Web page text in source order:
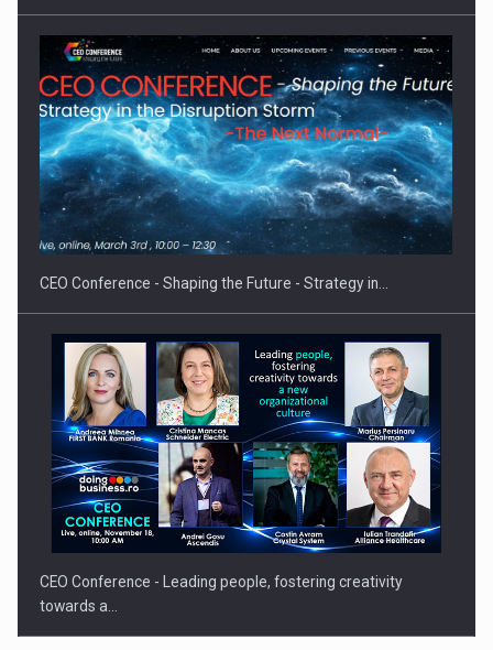
Proteinmaxxing and the Future of Protein Demand
CEO Conference - Shaping the Future - Strategy in…
CEO Conference - Leading people, fostering creativity
towards a…